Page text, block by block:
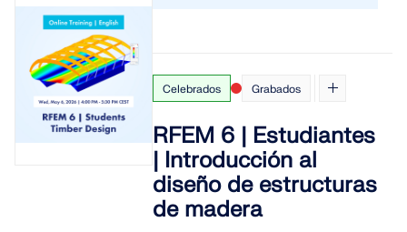
CBFEM, conforme a EN 1993‑1‑8 y AISC 360,
totalmente integrado en RFEM 6 para flujos de
trabajo estructurales más rápidos y precisos.
SABER MÁS
Celebrados Grabados
RFEM 6 | Estudiantes
| Introducción al
diseño de estructuras
de madera